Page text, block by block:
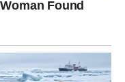
zidove. Dugo
ali srce više
sada je pravi